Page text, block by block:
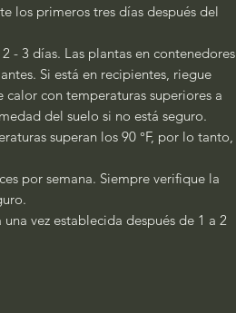
los primeros tres días después del
- 3 días. Las plantas en contenedores
Si está en recipientes, riegue
con temperaturas superiores a
del suelo si no está seguro.
superan los 90 °F, por lo tanto,
por semana. Siempre verifique la
vez establecida después de 1 a 2